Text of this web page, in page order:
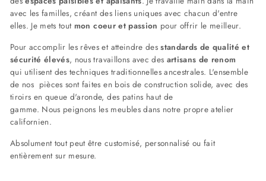
avec les familles, créant des liens uniques avec chacun d'entre
elles. Je mets tout mon coeur et passion pour offrir le meilleur.
Pour accomplir les rêves et atteindre desstandards de qualité et
sécurité élevés, nous travaillons avec des artisans de renom
qui utilisent des techniques traditionnelles ancestrales. L'ensemble
de nos pièces sont faites en bois de construction solide, avec des
tiroirs en queue d'aronde, des patins haut de
gamme. Nous peignons les meubles dans notre propre atelier
californien.
Absolument tout peut être customisé, personnalisé ou fait
entièrement sur mesure.